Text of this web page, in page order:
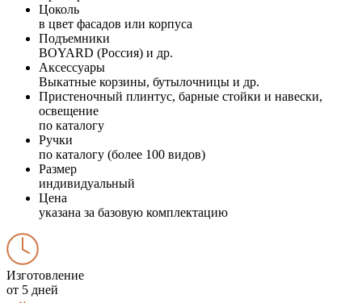
Цоколь
в цвет фасадов или корпуса
Подъемники
BOYARD (Россия) и др.
Аксессуары
Выкатные корзины, бутылочницы и др.
Пристеночный плинтус, барные стойки и навески,
освещение
по каталогу
Ручки
по каталогу (более 100 видов)
Размер
индивидуальный
Цена
указана за базовую комплектацию
Изготовление
от 5 дней